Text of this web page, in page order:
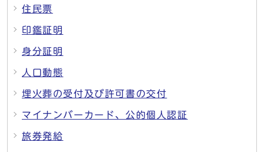
住民票
印鑑証明
身分証明
人口動態
埋火葬の受付及び許可書の交付
マイナンバーカード、公的個人認証
旅券発給